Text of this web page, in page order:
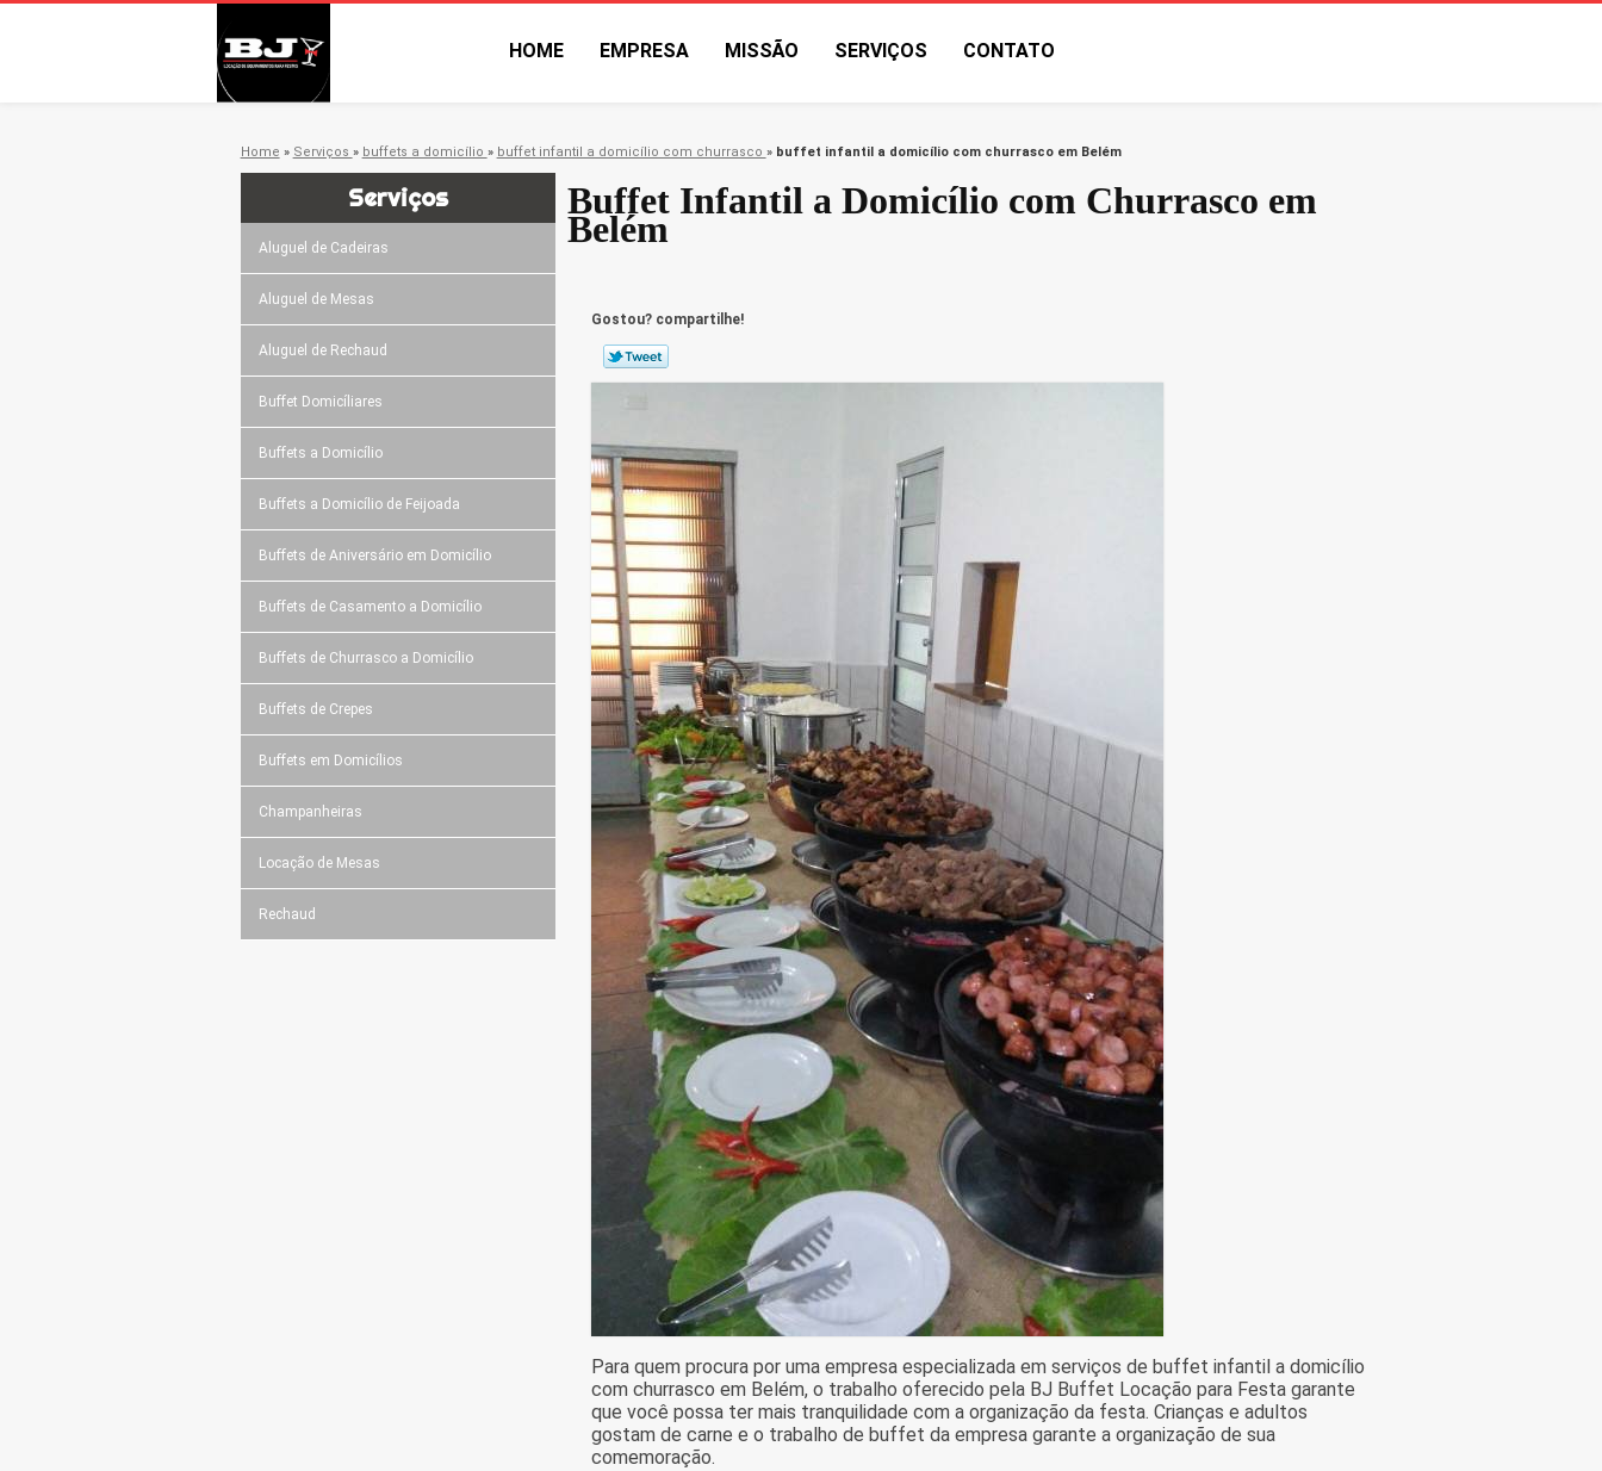
HOME EMPRESA MISSÃO SERVIÇOS CONTATO
Home » Serviços » buffets a domicílio » buffet infantil a domicílio com churrasco » buffet infantil a domicílio com churrasco em Belém
Serviços
Aluguel de Cadeiras
Aluguel de Mesas
Aluguel de Rechaud
Buffet Domicíliares
Buffets a Domicílio
Buffets a Domicílio de Feijoada
Buffets de Aniversário em Domicílio
Buffets de Casamento a Domicílio
Buffets de Churrasco a Domicílio
Buffets de Crepes
Buffets em Domicílios
Champanheiras
Locação de Mesas
Rechaud
Buffet Infantil a Domicílio com Churrasco em
Belém
Gostou? compartilhe!
Para quem procura por uma empresa especializada em serviços de buffet infantil a domicílio
com churrasco em Belém, o trabalho oferecido pela BJ Buffet Locação para Festa garante
que você possa ter mais tranquilidade com a organização da festa. Crianças e adultos
gostam de carne e o trabalho de buffet da empresa garante a organização de sua
comemoração.